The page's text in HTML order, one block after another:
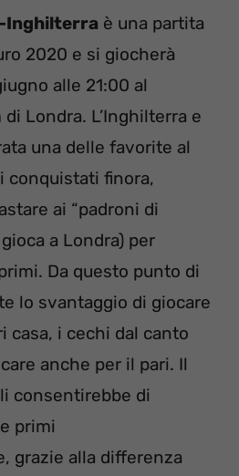
Inghilterra è una partita
2020 e si giocherà
alle 21:00 al
Londra. L’Inghilterra e
una delle favorite al
conquistati finora,
ai “padroni di
a Londra) per
Da questo punto di
lo svantaggio di giocare
casa, i cechi dal canto
anche per il pari. Il
consentirebbe di
primi
grazie alla differenza